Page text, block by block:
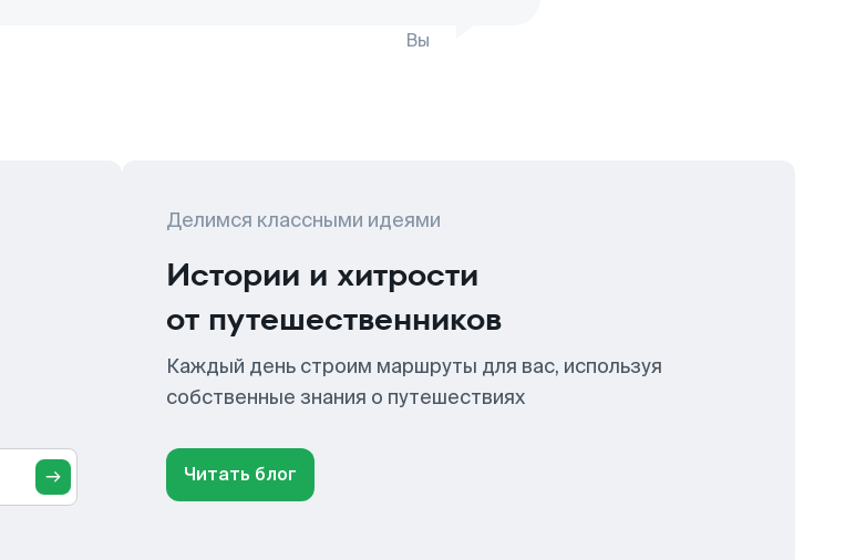
Вы
Делимся классными идеями
Истории и хитрости
от путешественников
Каждый день строим маршруты для вас, используя
собственные знания о путешествиях
Читать блог